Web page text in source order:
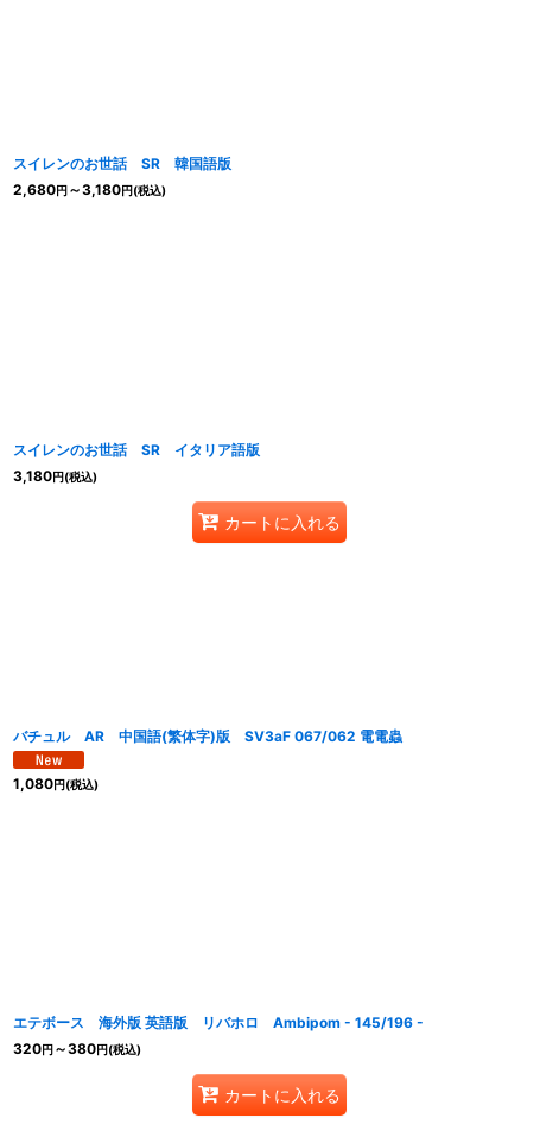
スイレンのお世話 SR 韓国語版
2,680円 ～3,180円(税込)
スイレンのお世話 SR イタリア語版
3,180円(税込)
カートに入れる
バチュル AR 中国語(繁体字)版 SV3aF 067/062 電電蟲
1,080円(税込)
エテボース 海外版 英語版 リバホロ Ambipom - 145/196 -
320円 ～380円(税込)
カートに入れる